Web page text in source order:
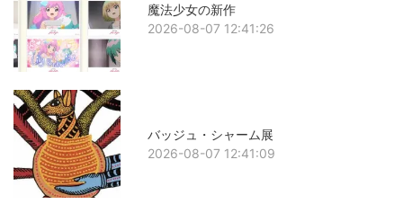
魔法少女の新作
2026-08-07 12:41:26
バッジュ・シャーム展
2026-08-07 12:41:09